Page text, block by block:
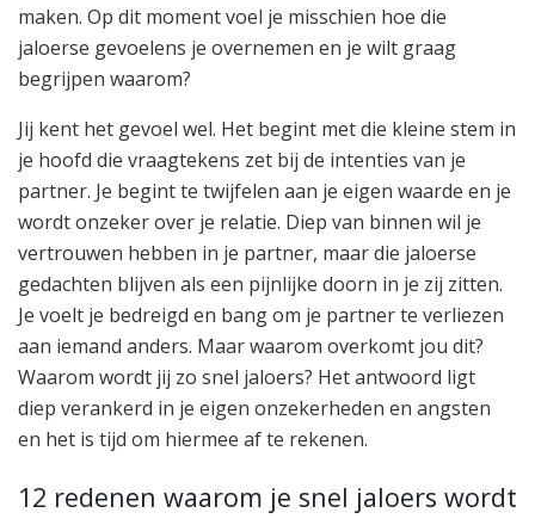
maken. Op dit moment voel je misschien hoe die
jaloerse gevoelens je overnemen en je wilt graag
begrijpen waarom?
Jij kent het gevoel wel. Het begint met die kleine stem in
je hoofd die vraagtekens zet bij de intenties van je
partner. Je begint te twijfelen aan je eigen waarde en je
wordt onzeker over je relatie. Diep van binnen wil je
vertrouwen hebben in je partner, maar die jaloerse
gedachten blijven als een pijnlijke doorn in je zij zitten.
Je voelt je bedreigd en bang om je partner te verliezen
aan iemand anders. Maar waarom overkomt jou dit?
Waarom wordt jij zo snel jaloers? Het antwoord ligt
diep verankerd in je eigen onzekerheden en angsten
en het is tijd om hiermee af te rekenen.
12 redenen waarom je snel jaloers wordt